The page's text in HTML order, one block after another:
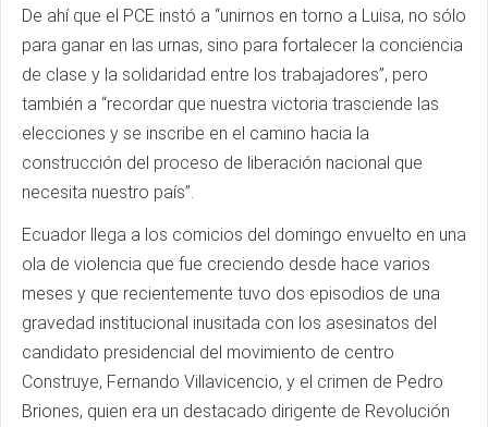
De ahí que el PCE instó a “unirnos en torno a Luisa, no sólo
para ganar en las urnas, sino para fortalecer la conciencia
de clase y la solidaridad entre los trabajadores”, pero
también a “recordar que nuestra victoria trasciende las
elecciones y se inscribe en el camino hacia la
construcción del proceso de liberación nacional que
necesita nuestro país”.
Ecuador llega a los comicios del domingo envuelto en una
ola de violencia que fue creciendo desde hace varios
meses y que recientemente tuvo dos episodios de una
gravedad institucional inusitada con los asesinatos del
candidato presidencial del movimiento de centro
Construye, Fernando Villavicencio, y el crimen de Pedro
Briones, quien era un destacado dirigente de Revolución